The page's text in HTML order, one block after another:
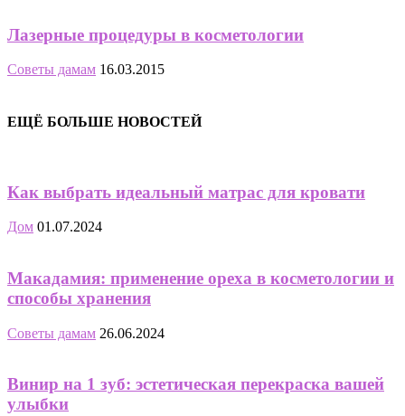
Лазерные процедуры в косметологии
Советы дамам 16.03.2015
ЕЩЁ БОЛЬШЕ НОВОСТЕЙ
Как выбрать идеальный матрас для кровати
Дом 01.07.2024
Макадамия: применение ореха в косметологии и
способы хранения
Советы дамам 26.06.2024
Винир на 1 зуб: эстетическая перекраска вашей
улыбки